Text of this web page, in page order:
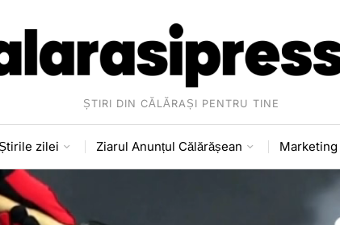
ȘTIRI DIN CĂLĂRAȘI PENTRU TINE
zilei Ziarul Anunțul Călărășean Marketing